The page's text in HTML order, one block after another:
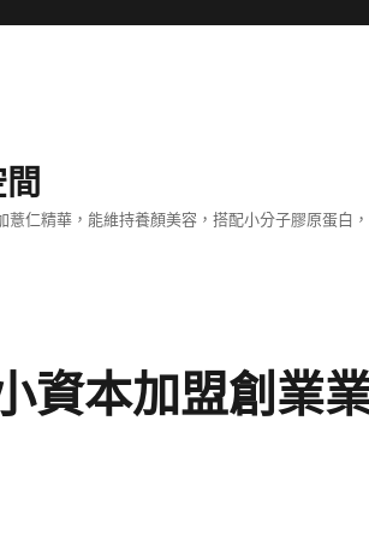
仁精華，能維持養顏美容，搭配小分子膠原蛋白
資本加盟創業